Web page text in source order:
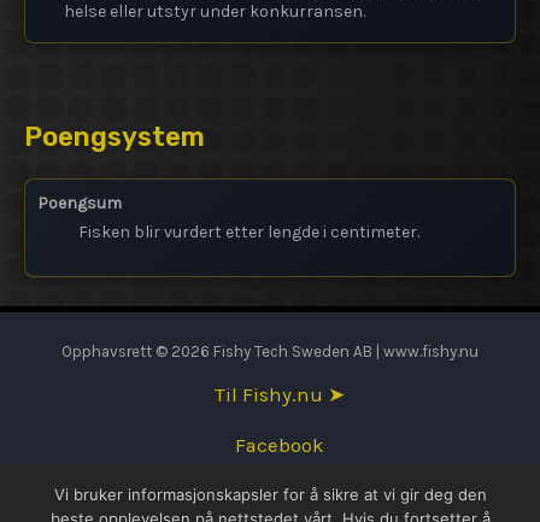
helse eller utstyr under konkurransen.
Poengsystem
Poengsum
Fisken blir vurdert etter lengde i centimeter.
Opphavsrett © 2026 Fishy Tech Sweden AB | www.fishy.nu
Til Fishy.nu ➤
Facebook
English
Vi bruker informasjonskapsler for å sikre at vi gir deg den